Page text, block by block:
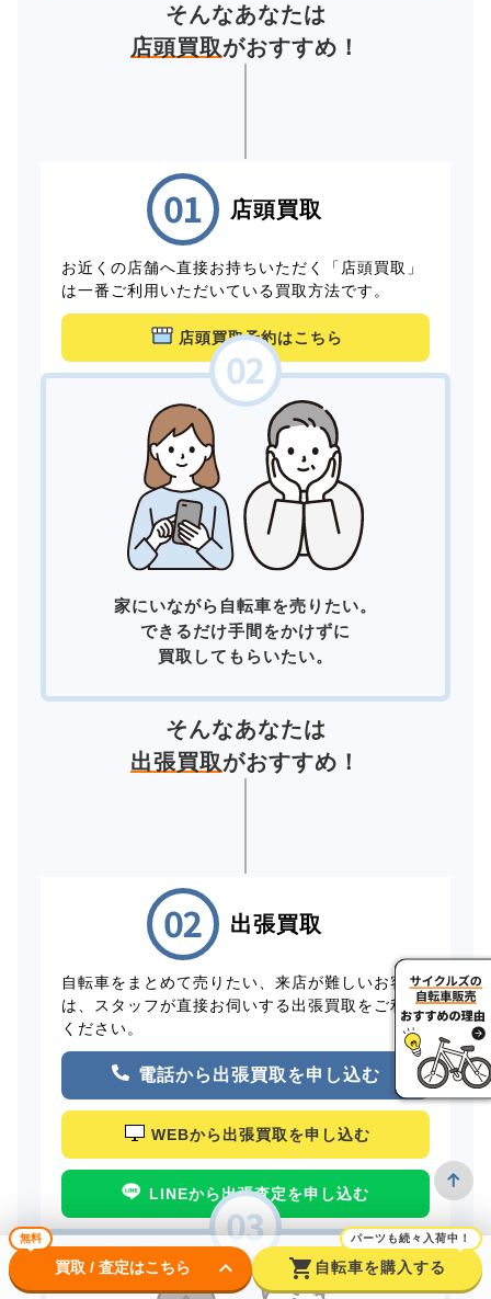
そんなあなたは
店頭買取がおすすめ！
店頭買取
お近くの店舗へ直接お持ちいただく「店頭買取」
は一番ご利用いただいている買取方法です。
店頭買取予約はこちら
家にいながら自転車を売りたい。
できるだけ手間をかけずに
買取してもらいたい。
そんなあなたは
出張買取がおすすめ！
出張買取
自転車をまとめて売りたい、来店が難しいお客様
は、スタッフが直接お伺いする出張買取をご利用
ください。
電話から出張買取を申し込む
WEBから出張買取を申し込む
LINEから出張査定を申し込む
無料
買取 / 査定はこちら keyboard_arrow_down shopping_cart
パーツも続々入荷中！
自転車を購入する